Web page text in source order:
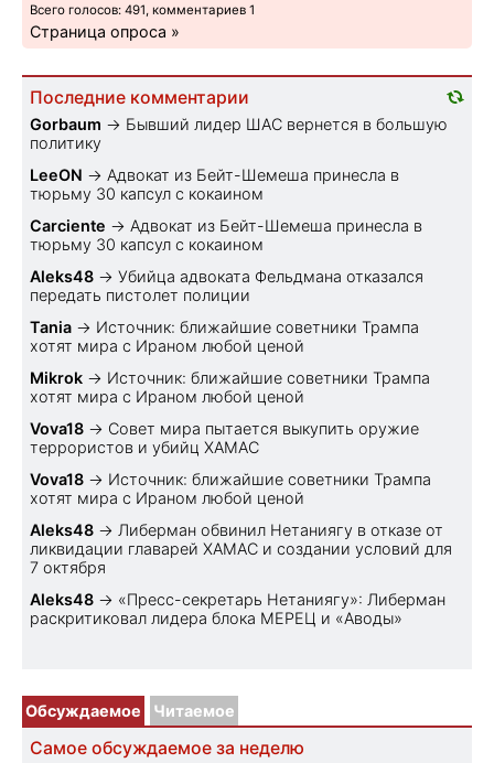
Всего голосов: 491, комментариев 1
Страница опроса »
Последние комментарии
Gorbaum → Бывший лидер ШАС вернется в большую
политику
LeeON → Адвокат из Бейт-Шемеша принесла в
тюрьму 30 капсул с кокаином
Carciente → Адвокат из Бейт-Шемеша принесла в
тюрьму 30 капсул с кокаином
Aleks48 → Убийца адвоката Фельдмана отказался
передать пистолет полиции
Tania → Источник: ближайшие советники Трампа
хотят мира с Ираном любой ценой
Mikrok → Источник: ближайшие советники Трампа
хотят мира с Ираном любой ценой
Vova18 → Совет мира пытается выкупить оружие
террористов и убийц ХАМАС
Vova18 → Источник: ближайшие советники Трампа
хотят мира с Ираном любой ценой
Aleks48 → Либерман обвинил Нетаниягу в отказе от
ликвидации главарей ХАМАС и создании условий для
7 октября
Aleks48 → «Пресс-секретарь Нетаниягу»: Либерман
раскритиковал лидера блока МЕРЕЦ и «Аводы»
Обсуждаемое Читаемое
Самое обсуждаемое за неделю